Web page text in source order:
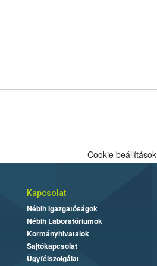
Cookie beállítások
Kapcsolat
Nébih Igazgatóságok
Nébih Laboratóriumok
Kormányhivatalok
Sajtókapcsolat
Ügyfélszolgálat